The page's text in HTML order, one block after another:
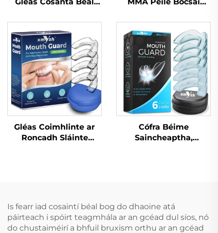
Inbhuanaithe do
Leanai Piec Béal
Cosanta Dothain EVA
Dá Dhathach do MMA
Anrochtáin
Silicónach
Gléas Coimhlinte ar
Roncadh Sláinte
Réiteach do
Róncaíocht Gléas Anti-
Roncach Tape Béal
Cófra Béime
Saincheaptha,
Dathdhúbailte do
MMA, Boxáil
Is fearr iad cosaintí béal bog do dhaoine atá
páirteach i spóirt teagmhála ar an gcéad dul síos, nó
do chustaiméirí a bhfuil bruxism orthu ar an gcéad